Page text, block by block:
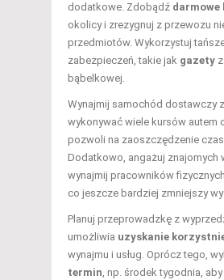
dodatkowe. Zdobądź darmowe
okolicy i zrezygnuj z przewozu
przedmiotów. Wykorzystuj
zabezpieczeń, takie jak gazety
bąbelkowej.
Wynajmij samochód dostawczy
wykonywać wiele kursów autem
pozwoli na zaoszczędzenie
Dodatkowo, angażuj znajomych
wynajmij pracowników
co jeszcze bardziej zmniejszy
Planuj przeprowadzkę z
umożliwia uzyskanie
wynajmu i usług. Oprócz tego,
termin, np. środek tygodnia,